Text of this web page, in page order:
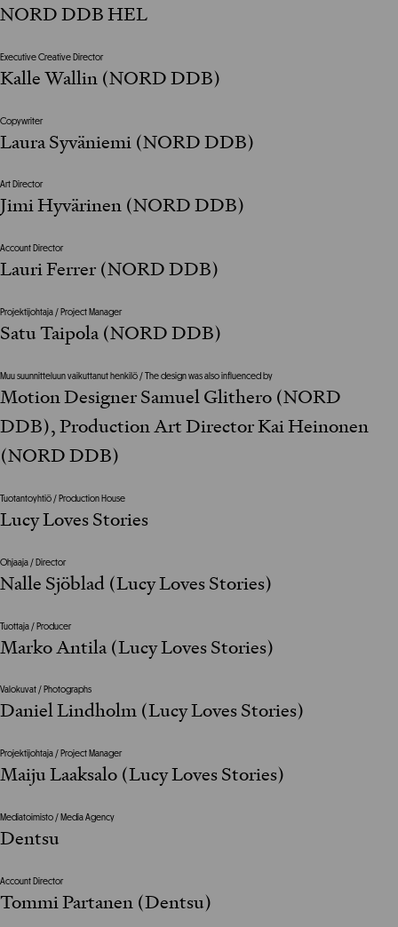
NORD DDB HEL
Executive Creative Director
Kalle Wallin (NORD DDB)
Copywriter
Laura Syväniemi (NORD DDB)
Art Director
Jimi Hyvärinen (NORD DDB)
Account Director
Lauri Ferrer (NORD DDB)
Projektijohtaja / Project Manager
Satu Taipola (NORD DDB)
Muu suunnitteluun vaikuttanut henkilö / The design was also influenced by
Motion Designer Samuel Glithero (NORD
DDB), Production Art Director Kai Heinonen
(NORD DDB)
Tuotantoyhtiö / Production House
Lucy Loves Stories
Ohjaaja / Director
Nalle Sjöblad (Lucy Loves Stories)
Tuottaja / Producer
Marko Antila (Lucy Loves Stories)
Valokuvat / Photographs
Daniel Lindholm (Lucy Loves Stories)
Projektijohtaja / Project Manager
Maiju Laaksalo (Lucy Loves Stories)
Mediatoimisto / Media Agency
Dentsu
Account Director
Tommi Partanen (Dentsu)